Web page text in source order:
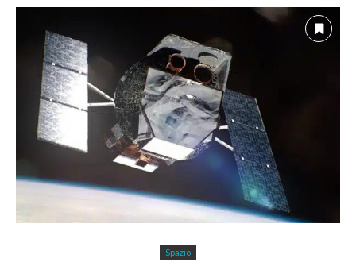
Spazio